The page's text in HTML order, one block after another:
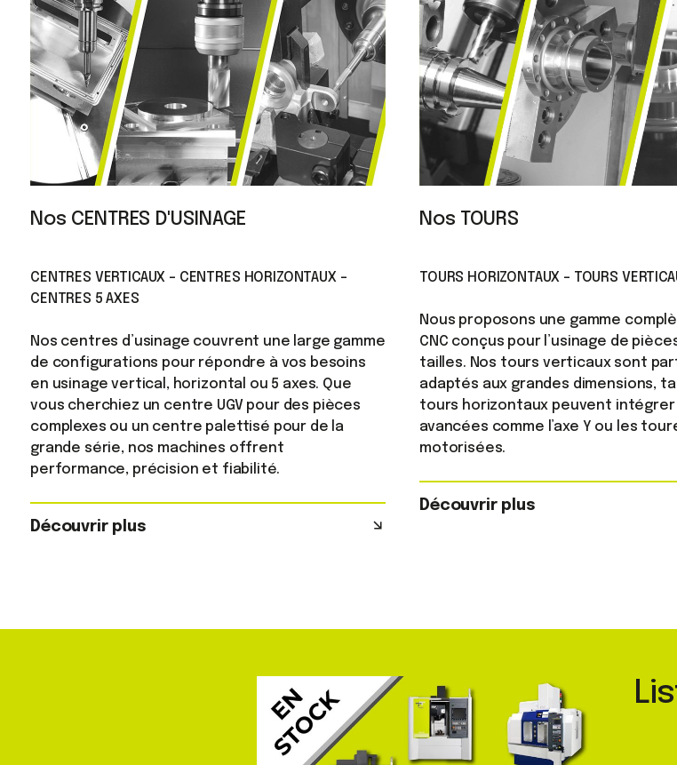
Nos CENTRES D'USINAGE
CENTRES VERTICAUX - CENTRES HORIZONTAUX -
CENTRES 5 AXES
Nos centres d’usinage couvrent une large gamme
de configurations pour répondre à vos besoins
en usinage vertical, horizontal ou 5 axes. Que
vous cherchiez un centre UGV pour des pièces
complexes ou un centre palettisé pour de la
grande série, nos machines offrent
performance, précision et fiabilité.
Découvrir plus
Nos TOURS
TOURS HORIZONTAUX - TOURS
Nous proposons une gamme
CNC conçus pour l’usinage de
tailles. Nos tours verticaux sont
adaptés aux grandes dimensions,
tours horizontaux peuvent intégrer
avancées comme l’axe Y ou les
motorisées.
Découvrir plus